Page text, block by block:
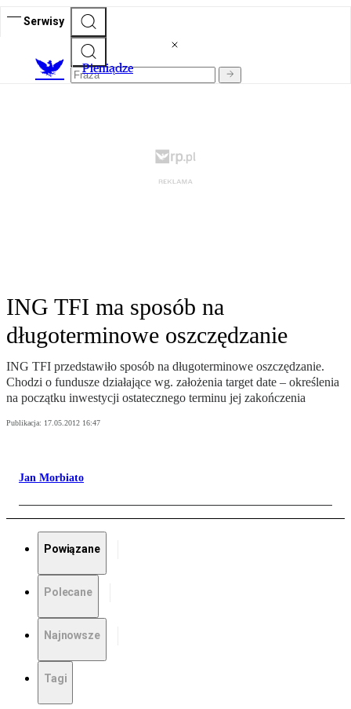
Serwisy
Pieniądze
ING TFI ma sposób na
długoterminowe oszczędzanie
ING TFI przedstawiło sposób na długoterminowe oszczędzanie.
Chodzi o fundusze działające wg. założenia target date – określenia
na początku inwestycji ostatecznego terminu jej zakończenia
Publikacja: 17.05.2012 16:47
Jan Morbiato
Powiązane
Polecane
Najnowsze
Tagi